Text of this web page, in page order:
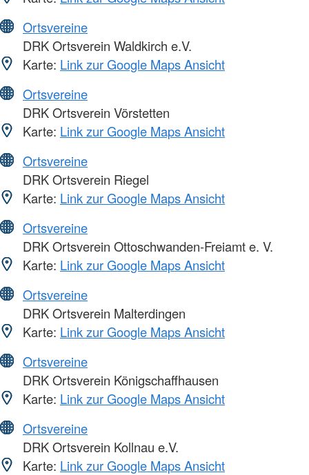
Ortsvereine
DRK Ortsverein Waldkirch e.V.
Karte: Link zur Google Maps Ansicht
Ortsvereine
DRK Ortsverein Vörstetten
Karte: Link zur Google Maps Ansicht
Ortsvereine
DRK Ortsverein Riegel
Karte: Link zur Google Maps Ansicht
Ortsvereine
DRK Ortsverein Ottoschwanden-Freiamt e. V.
Karte: Link zur Google Maps Ansicht
Ortsvereine
DRK Ortsverein Malterdingen
Karte: Link zur Google Maps Ansicht
Ortsvereine
DRK Ortsverein Königschaffhausen
Karte: Link zur Google Maps Ansicht
Ortsvereine
DRK Ortsverein Kollnau e.V.
Karte: Link zur Google Maps Ansicht